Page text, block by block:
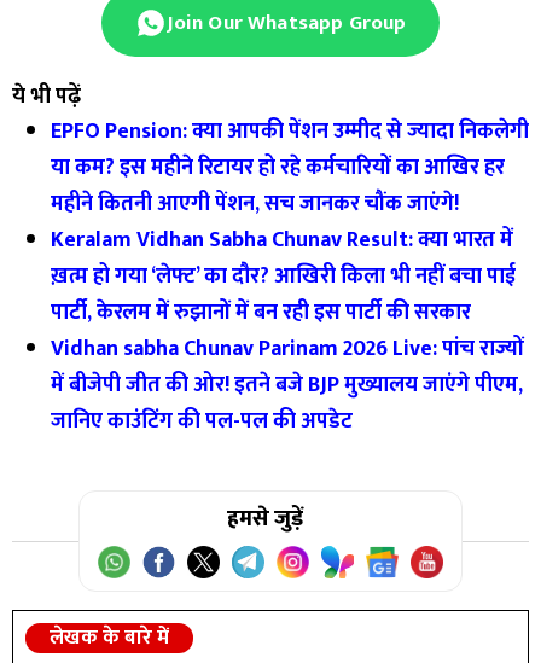
Join Our Whatsapp Group
ये भी पढ़ें
EPFO Pension: क्या आपकी पेंशन उम्मीद से ज्यादा निकलेगी
या कम? इस महीने रिटायर हो रहे कर्मचारियों का आखिर हर
महीने कितनी आएगी पेंशन, सच जानकर चौंक जाएंगे!
Keralam Vidhan Sabha Chunav Result: क्या भारत में
ख़त्म हो गया ‘लेफ्ट’ का दौर? आखिरी किला भी नहीं बचा पाई
पार्टी, केरलम में रुझानों में बन रही इस पार्टी की सरकार
Vidhan sabha Chunav Parinam 2026 Live: पांच राज्यों
में बीजेपी जीत की ओर! इतने बजे BJP मुख्यालय जाएंगे पीएम,
जानिए काउंटिंग की पल-पल की अपडेट
हमसे जुड़ें
लेखक के बारे में